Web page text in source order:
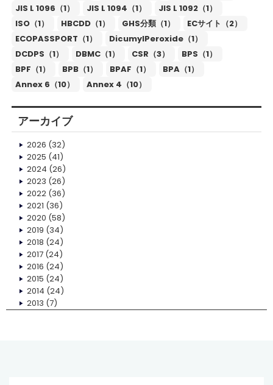
JIS L 1096（1）
JIS L 1094（1）
JIS L 1092（1）
ISO（1）
HBCDD（1） GHS分類（1）
ECサイト（2）
ECOPASSPORT（1）
DicumylPeroxide（1）
DCDPS（1）
DBMC（1） CSR（3）
BPS（1）
BPF（1）
BPB（1） BPAF（1）
BPA（1）
Annex 6（10）
Annex 4（10）
アーカイブ
2026 (32)
2025 (41)
2024 (26)
2023 (26)
2022(36)
2021 (36)
2020 (58)
2019 (34)
2018 (24)
2017(24)
2016 (24)
2015 (24)
2014 (24)
2013 (7)